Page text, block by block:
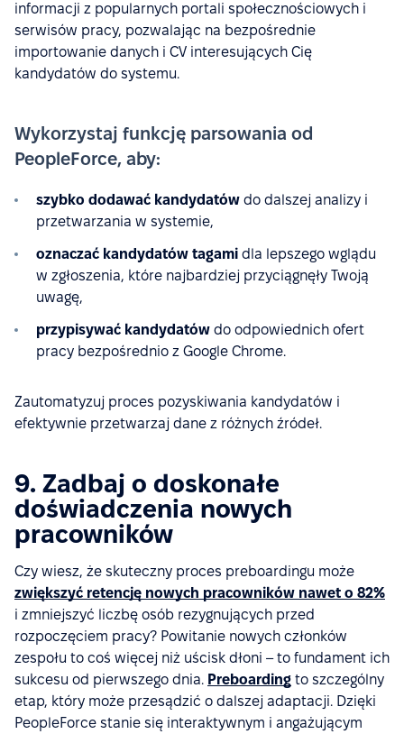
informacji z popularnych portali społecznościowych i
serwisów pracy, pozwalając na bezpośrednie
importowanie danych i CV interesujących Cię
kandydatów do systemu.
Wykorzystaj funkcję parsowania od
PeopleForce, aby:
szybko dodawać kandydatów do dalszej analizy i
przetwarzania w systemie,
oznaczać kandydatów tagami dla lepszego wglądu
w zgłoszenia, które najbardziej przyciągnęły Twoją
uwagę,
przypisywać kandydatów do odpowiednich ofert
pracy bezpośrednio z Google Chrome.
Zautomatyzuj proces pozyskiwania kandydatów i
efektywnie przetwarzaj dane z różnych źródeł.
9. Zadbaj o doskonałe
doświadczenia nowych
pracowników
Czy wiesz, że skuteczny proces preboardingu może
zwiększyć retencję nowych pracowników nawet o 82%
i zmniejszyć liczbę osób rezygnujących przed
rozpoczęciem pracy? Powitanie nowych członków
zespołu to coś więcej niż uścisk dłoni – to fundament ich
sukcesu od pierwszego dnia. Preboarding to szczególny
etap, który może przesądzić o dalszej adaptacji. Dzięki
PeopleForce stanie się interaktywnym i angażującym